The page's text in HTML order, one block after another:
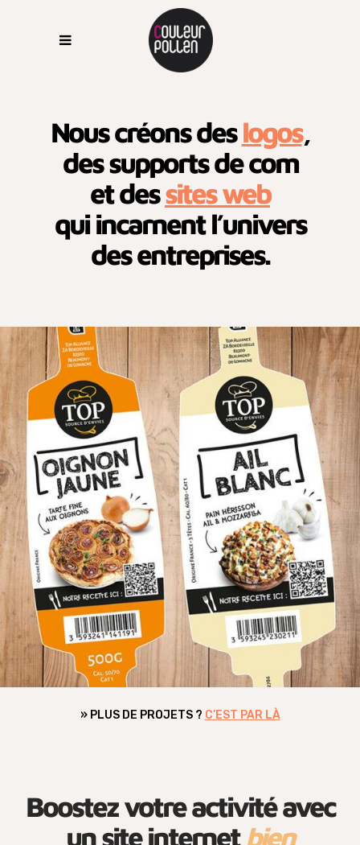
Nous créons deslogos,
des supports de com
et dessites web
qui incarnent l’univers
des entreprises.
– site vitrine Top Alliance
EDITION ,
IDENTITÉ PACKAGING
» PLUS DE PROJETS ? C’EST PAR LÀ
Boostez votre activité avec
un site internetbien